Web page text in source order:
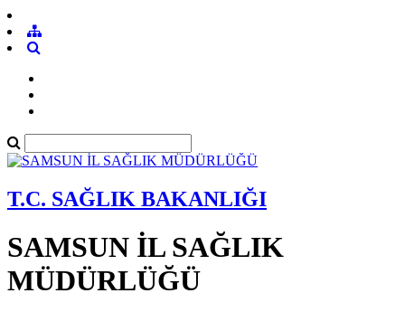
T.C. SAĞLIK BAKANLIĞI
SAMSUN İL SAĞLIK
MÜDÜRLÜĞÜ